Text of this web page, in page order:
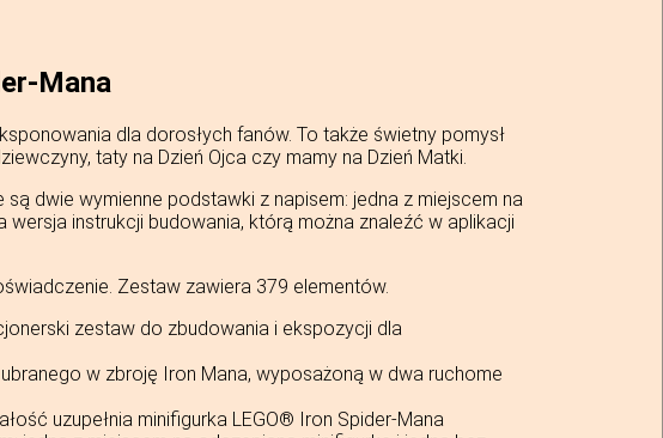
Mana
dla dorosłych fanów. To także świetny pomysł
taty na Dzień Ojca czy mamy na Dzień Matki.
dwie wymienne podstawki z napisem: jedna z miejscem na
instrukcji budowania, którą można znaleźć w aplikacji
Zestaw zawiera 379 elementów.
zestaw do zbudowania i ekspozycji dla
w zbroję Iron Mana, wyposażoną w dwa ruchome
uzupełnia minifigurka LEGO® Iron Spider-Mana